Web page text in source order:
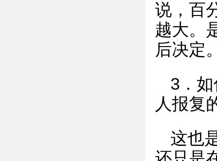
说，百
越大。
后决定
3．
人报复
这也